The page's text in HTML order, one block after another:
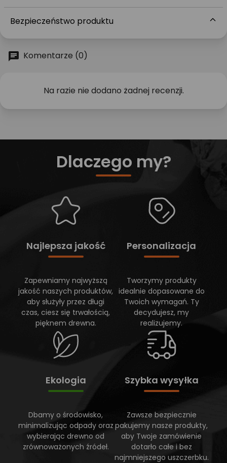
Bezpieczeństwo produktu
Komentarze (0)
Na razie nie dodano żadnej recenzji.
Dlaczego my?
Najlepsza jakość
Zapewniamy najwyższą
jakość naszych produktów,
aby służyły przez długi
czas, ciesz się trwałością,
pięknem drewna.
Personalizacja
Tworzymy produkty
idealnie dopasowane do
Twoich wymagań. Ty
decydujesz, my
realizujemy.
Ekologia
Dbamy o środowisko,
minimalizując odpady oraz
wybierając drewno od
zrównoważonych źródeł.
Szybka wysyłka
Zawsze bezpiecznie
pakujemy nasze produkty,
aby Twoje zamówienie
dotarło całe i bez
najmniejszego uszczerbku.